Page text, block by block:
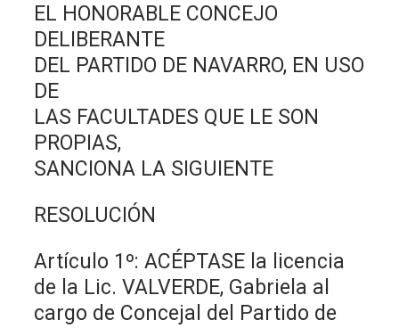
EL HONORABLE CONCEJO
DELIBERANTE
DEL PARTIDO DE NAVARRO, EN USO
DE
LAS FACULTADES QUE LE SON
PROPIAS,
SANCIONA LA SIGUIENTE
RESOLUCIÓN
Artículo 1º: ACÉPTASE la licencia
de la Lic. VALVERDE, Gabriela al
cargo de Concejal del Partido de